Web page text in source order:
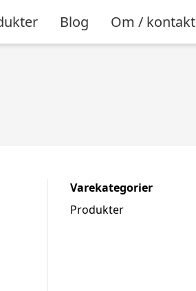
Blog Om / kontakt
Varekategorier
Produkter